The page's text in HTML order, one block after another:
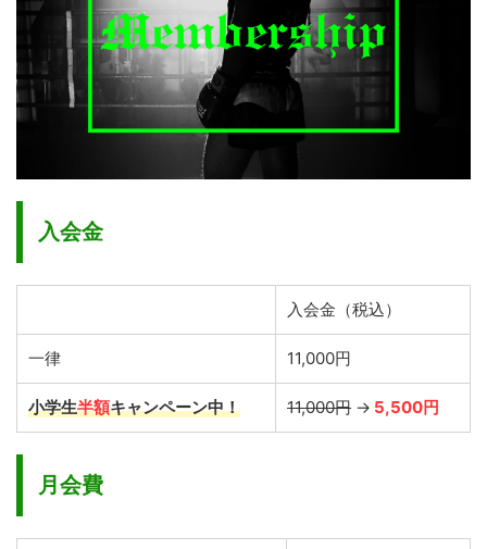
入会金
入会金（税込）
一律 11,000円
小学生半額キャンペーン中！ 11,000円 → 5,500円
月会費